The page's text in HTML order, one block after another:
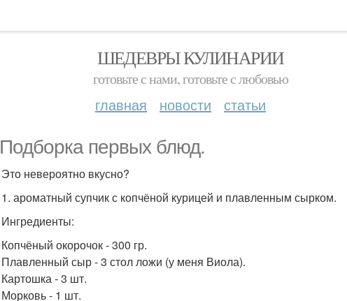
ШЕДЕВРЫ КУЛИНАРИИ
готовьте с нами, готовьте с любовью
главная новости статьи
Подборка первых блюд.
Это невероятно вкусно?
1. ароматный супчик с копчёной курицей и плавленным сырком.
Ингредиенты:
Копчёный окорочок - 300 гр.
Плавленный сыр - 3 стол ложи (у меня Виола).
Картошка - 3 шт.
Морковь - 1 шт.